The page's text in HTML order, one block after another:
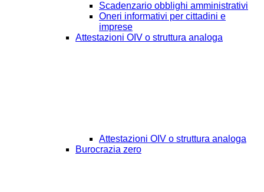
Scadenzario obblighi amministrativi
Oneri informativi per cittadini e
imprese
Attestazioni OIV o struttura analoga
Attestazioni OIV o struttura analoga
Burocrazia zero